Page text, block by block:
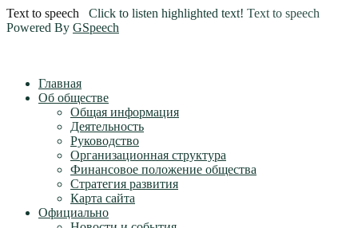
Text to speech Click to listen highlighted text! Text to speech
Powered By GSpeech
Главная
Об обществе
Общая информация
Деятельность
Руководство
Организационная структура
Финансовое положение общества
Стратегия развития
Карта сайта
Официально